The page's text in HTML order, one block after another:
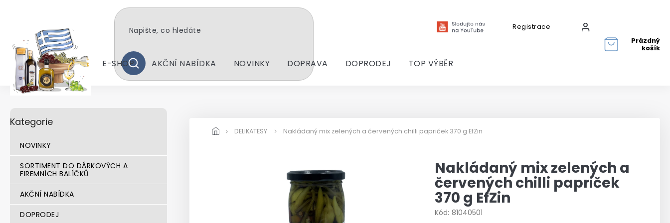
Registrace Přihlášení
HLEDAT
Prázdný
košík
E-SHOP AKČNÍ NABÍDKA NOVINKY DOPRAVA DOPRODEJ TOP VÝBĚR
DELIKATESY Nakládaný mix zelených a červených chilli papriček 370 g EfZin
o
r
í
kategorie
Kategorie
NOVINKY
SORTIMENT DO DÁRKOVÝCH A
FIREMNÍCH BALÍČKŮ
AKČNÍ NABÍDKA
DOPRODEJ
Nakládaný mix zelených a
červených chilli papriček
370 g EfZin
Kód: 81040501